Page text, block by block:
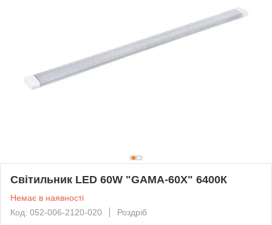
Світильник LED 60W "GAMA-60X" 6400К
Немає в наявності
Код: 052-006-2120-020
Роздріб